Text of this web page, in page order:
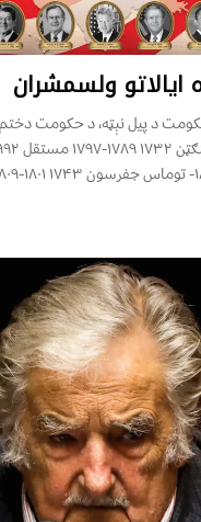
ایالاتو ولسمشران
د پیل نېټه، د حکومت